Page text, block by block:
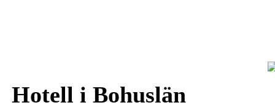
Hotell i Bohuslän